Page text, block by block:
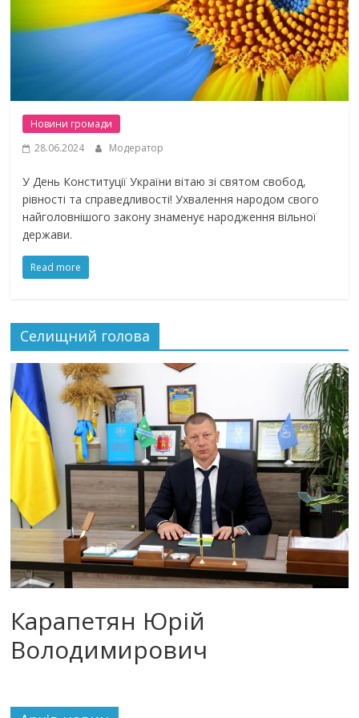
Новини громади
28.06.2024
Модератор
У День Конституції України вітаю зі святом свобод,
рівності та справедливості! Ухвалення народом свого
найголовнішого закону знаменує народження вільної
держави.
Read more
Селищний голова
Карапетян Юрій
Володимирович